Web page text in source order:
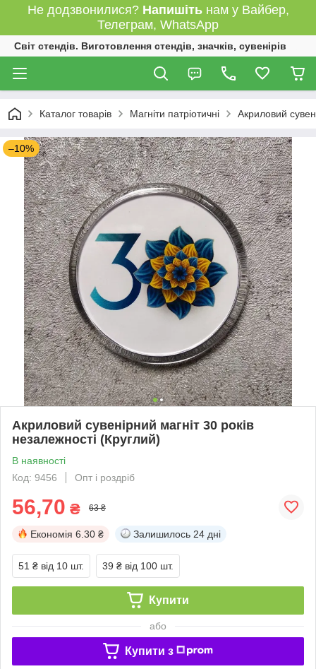
Не додзвонилися? Напишітьнам у Вайбер,
Телеграм, WhatsApp
Світ стендів. Виготовлення стендів, значків, сувенірів
Каталог товарів Магніти патріотичні Акриловий
–10%
Акриловий сувенірний магніт 30 років
незалежності (Круглий)
В наявності
Код: 9456
Опт і роздріб
56,70 ₴ 63 ₴
Економія 6.30 ₴ Залишилось 24 дні
51 ₴ від 10 шт. 39 ₴ від 100 шт.
Купити
або
Купити з